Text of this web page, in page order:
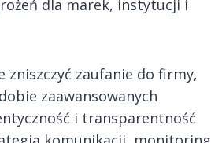
dla marek, instytucji i
zaufanie do firmy,
zaawansowanych
i transparentność